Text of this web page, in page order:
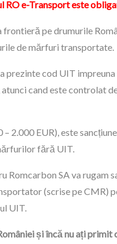
RO e-Transport este
frontieră pe drumurile
de mărfuri transportate.
prezinte cod UIT impreuna
cand este controlat
2.000 EUR), este
fără UIT.
Romcarbon SA va rugam
(scrise pe CMR)
UIT.
și încă nu ați primit